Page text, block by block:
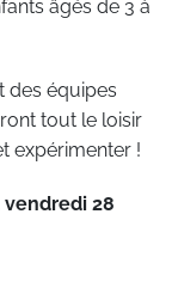
âgés de 3 à
des équipes
tout le loisir
expérimenter !
vendredi 28